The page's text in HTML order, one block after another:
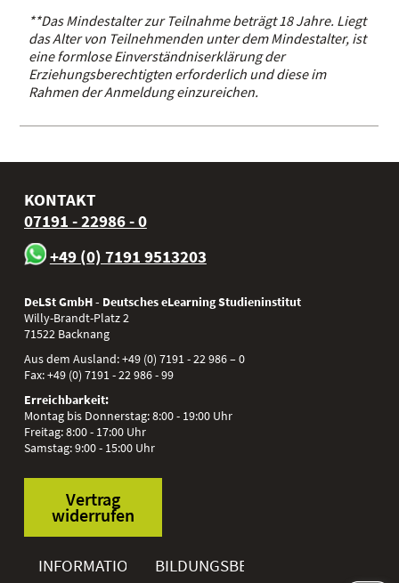
**Das Mindestalter zur Teilnahme beträgt 18 Jahre. Liegt
das Alter von Teilnehmenden unter dem Mindestalter, ist
eine formlose Einverständniserklärung der
Erziehungsberechtigten erforderlich und diese im
Rahmen der Anmeldung einzureichen.
KONTAKT
07191 - 22986 - 0
+49 (0) 7191 9513203
DeLSt GmbH - Deutsches eLearning Studieninstitut
Willy-Brandt-Platz 2
71522 Backnang
Aus dem Ausland:+49 (0) 7191 - 22 986 – 0
Fax:+49 (0) 7191 - 22 986 - 99
Erreichbarkeit:
Montag bis Donnerstag: 8:00 - 19:00 Uhr
Freitag: 8:00 - 17:00 Uhr
Samstag: 9:00 - 15:00 Uhr
Vertrag
widerrufen
INFORMATIONENBILDUNGSBEREICHE